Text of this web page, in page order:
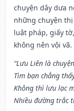
chuyện dây dưa
những chuyện
luật pháp, giấy
không nên vội vã.
“Lưu Liên là
Tìm bạn chẳng
Không thì lưu lạc
Nhiều đường trắc